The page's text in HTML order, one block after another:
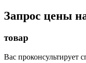
Запрос цены
товар
Вас проконсультирует